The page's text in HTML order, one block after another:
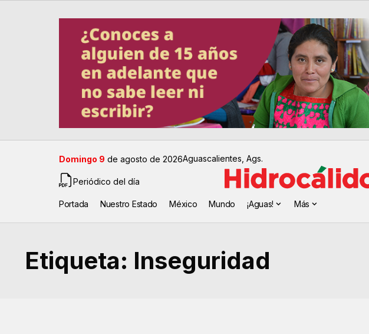
Domingo 9 de agosto de 2026Aguascalientes, Ags.
Periódico del día
Portada Nuestro Estado México Mundo ¡Aguas! Más
Etiqueta: Inseguridad